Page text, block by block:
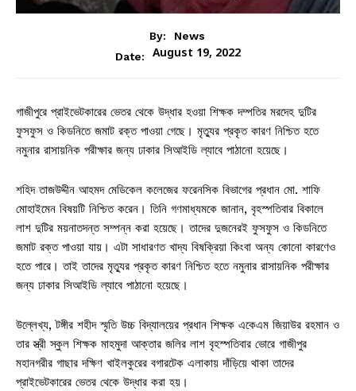
By:
News
Date:
August 19, 2022
গাজীপুরে প্রাইভেটকারের ভেতর থেকে উদ্ধার হওয়া শিক্ষক দম্পতির মরদেহ দুটির
ফুসফুস ও কিডনিতে জমাট রক্ত পাওয়া গেছে। মৃত্যুর প্রকৃত কারণ নিশ্চিত হতে
নমুনার রাসায়নিক পরীক্ষার জন্য ঢাকার সিআইডি ল্যাবে পাঠানো হয়েছে।
শহিদ তাজউদ্দীন আহমদ মেডিকেল কলেজের ফরেনসিক বিভাগের প্রধান মো. শাফি
মোহাইমেন বিষয়টি নিশ্চিত করেন। তিনি গণমাধ্যমকে জানান, বৃহস্পতিবার বিকালে
লাশ দুটির ময়নাতদন্ত সম্পন্ন করা হয়েছে। তাদের দুজনেরই ফুসফুস ও কিডনিতে
জমাট রক্ত পাওয়া যায়। এটা সাধারণত খাদ্য বিষক্রিয়া কিংবা অন্য কোনো কারণেও
হতে পারে। তাই তাদের মৃত্যুর প্রকৃত কারণ নিশ্চিত হতে নমুনার রাসায়নিক পরীক্ষার
জন্য ঢাকার সিআইডি ল্যাবে পাঠানো হয়েছে।
উল্লেখ্য, টঙ্গীর শহীদ স্মৃতি উচ্চ বিদ্যালয়ের প্রধান শিক্ষক একেএম জিয়াউর রহমান ও
তার স্ত্রী স্কুল শিক্ষক মাহমুদা আক্তার জলির লাশ বৃহস্পতিবার ভোরে গাজীপুর
মহানগরীর গাছার দক্ষিণ খাইলকুরের বগারটেক এলাকায় দাঁড়িয়ে থাকা তাদের
প্রাইভেটকারের ভেতর থেকে উদ্ধার করা হয়।